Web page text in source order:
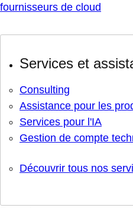
fournisseurs de cloud
Services et
Consulting
Assistance pour les
Services pour l'IA
Gestion de compte
Découvrir tous nos